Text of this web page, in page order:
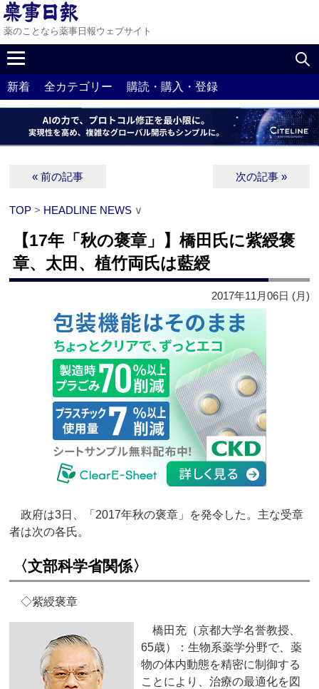
薬のことなら薬事日報ウェブサイト
新着 全カテゴリー 購読・購入・登録
« 前の記事 次の記事 »
TOP > HEADLINE NEWS ∨
【17年「秋の褒章」】橋田氏に紫綬褒
章、太田、植竹両氏は藍綬
2017年11月06日 (月)
政府は3日、「2017年秋の褒章」を発令した。主な受章
者は次の各氏。
〈文部科学省関係〉
◇紫綬褒章
橋田充（京都大学名誉教授、
65歳）：生物系薬学分野で、薬
物の体内動態を精密に制御する
ことにより、治療の最適化を図